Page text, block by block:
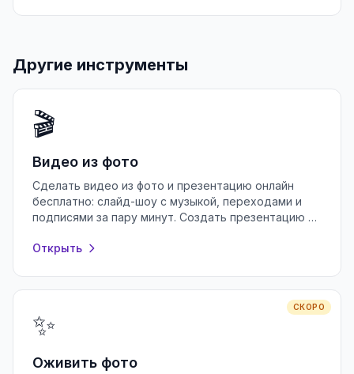
Другие инструменты
🎬
Видео из фото
Сделать видео из фото и презентацию онлайн
бесплатно: слайд-шоу с музыкой, переходами и
подписями за пару минут. Создать презентацию в
Открыть
СКОРО
✨
Оживить фото